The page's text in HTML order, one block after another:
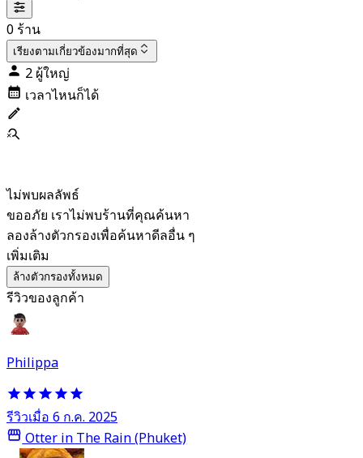
0 ร้าน
เรียงตามเกี่ยวข้องมากที่สุด
2 ผู้ใหญ่
เวลาไหนก็ได้
ไม่พบผลลัพธ์
ขออภัย เราไม่พบร้านที่คุณค้นหา
ลองล้างตัวกรองเพื่อค้นหาดีลอื่น ๆ
เพิ่มเติม
ล้างตัวกรองทั้งหมด
รีวิวของลูกค้า
Philippa
รีวิวเมื่อ 6 ก.ค. 2025
Otter in The Rain (Phuket)